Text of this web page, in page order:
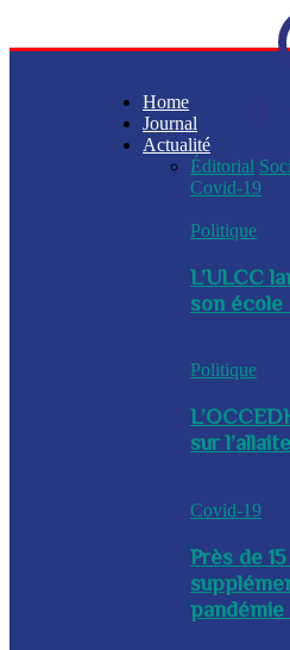
Home
Journal
Actualité
Éditorial
Covid-19
Politique
L’ULCC
son école
Politique
sur
Covid-19
Près de
pandémie